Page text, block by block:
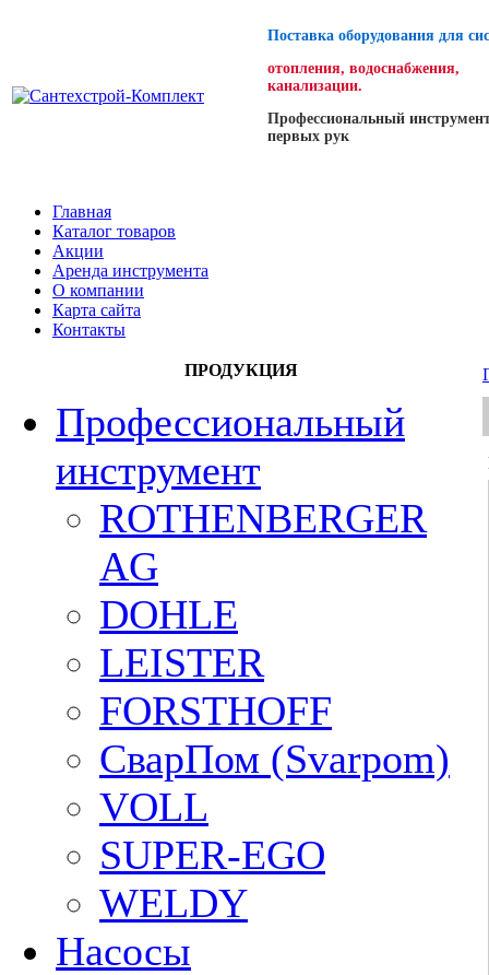
Поставка оборудования для
отопления, водоснабжения,
канализации.
Профессиональный
первых рук
Главная
Каталог товаров
Акции
Аренда инструмента
О компании
Карта сайта
Контакты
ПРОДУКЦИЯ
Профессиональный
инструмент
ROTHENBERGER
AG
DOHLE
LEISTER
FORSTHOFF
СварПом (Svarpom)
VOLL
SUPER-EGO
WELDY
Насосы